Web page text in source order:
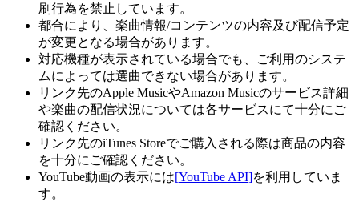
刷行為を禁止しています。
都合により、楽曲情報/コンテンツの内容及び配信予定
が変更となる場合があります。
対応機種が表示されている場合でも、ご利用のシステ
ムによっては選曲できない場合があります。
リンク先のApple MusicやAmazon Musicのサービス詳細
や楽曲の配信状況については各サービスにて十分にご
確認ください。
リンク先のiTunes Storeでご購入される際は商品の内容
を十分にご確認ください。
YouTube動画の表示には[YouTube API]を利用していま
す。